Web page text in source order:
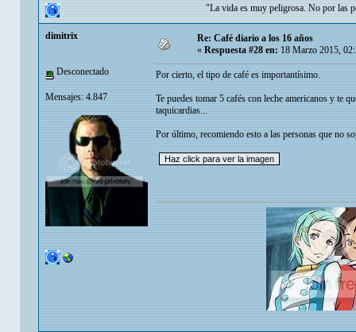
"La vida es muy peligrosa. No por las
dimitrix
Desconectado
Mensajes: 4.847
Re: Café diario a los 16 años
«Respuesta #28 en:18 Marzo 2015,
Por cierto, el tipo de café es importantísimo.
Te puedes tomar 5 cafés con leche americanos y te
taquicardias...
Por último, recomiendo esto a las personas que no